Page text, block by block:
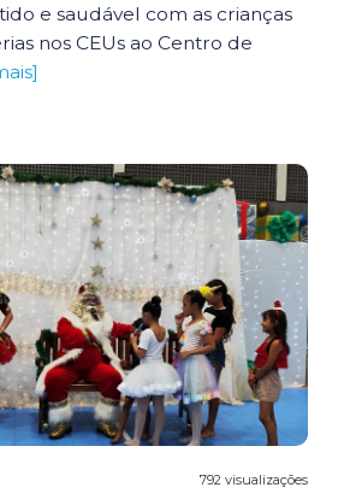
e saudável com as crianças
nos CEUs ao Centro de
792 visualizações